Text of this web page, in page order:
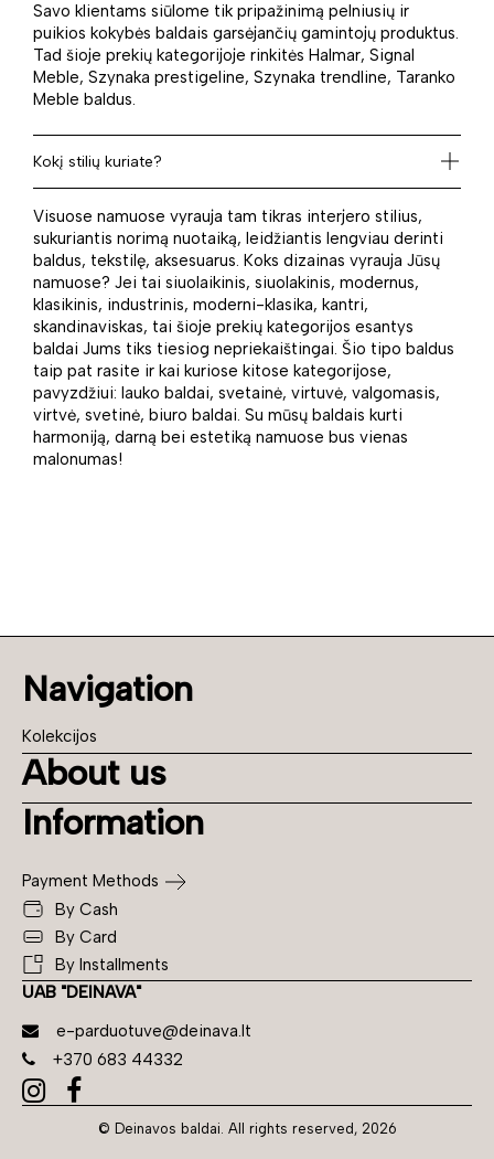
Savo klientams siūlome tik pripažinimą pelniusių ir
puikios kokybės baldais garsėjančių gamintojų produktus.
Tad šioje prekių kategorijoje rinkitės Halmar, Signal
Meble, Szynaka prestigeline, Szynaka trendline, Taranko
Meble baldus.
Kokį stilių kuriate?
Visuose namuose vyrauja tam tikras interjero stilius,
sukuriantis norimą nuotaiką, leidžiantis lengviau derinti
baldus, tekstilę, aksesuarus. Koks dizainas vyrauja Jūsų
namuose? Jei tai siuolaikinis, siuolakinis, modernus,
klasikinis, industrinis, moderni-klasika, kantri,
skandinaviskas, tai šioje prekių kategorijos esantys
baldai Jums tiks tiesiog nepriekaištingai. Šio tipo baldus
taip pat rasite ir kai kuriose kitose kategorijose,
pavyzdžiui: lauko baldai, svetainė, virtuvė, valgomasis,
virtvė, svetinė, biuro baldai. Su mūsų baldais kurti
harmoniją, darną bei estetiką namuose bus vienas
malonumas!
UAB "DEINAVA"
e-parduotuve@deinava.lt
+370 683 44332
Navigation
Kolekcijos
About us
Information
Payment Methods
By Cash
By Card
By Installments
© Deinavos baldai. All rights reserved, 2026